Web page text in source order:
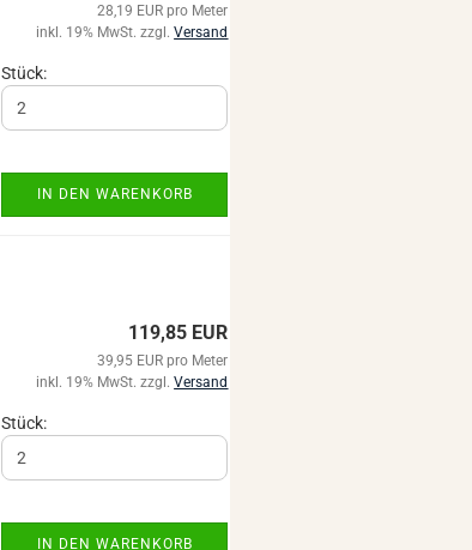
28,19 EUR pro Meter
inkl. 19% MwSt. zzgl.Versand
Stück:
IN DEN WARENKORB
119,85 EUR
39,95 EUR pro Meter
inkl. 19% MwSt. zzgl.Versand
Stück:
IN DEN WARENKORB